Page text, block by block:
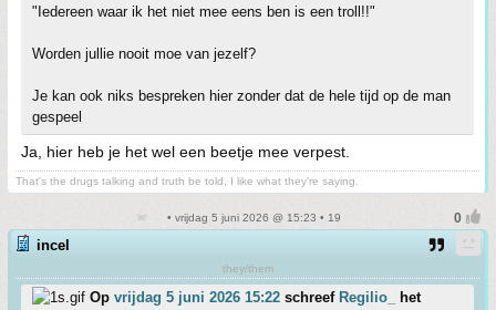
"Iedereen waar ik het niet mee eens ben is een troll!!"
Worden jullie nooit moe van jezelf?
Je kan ook niks bespreken hier zonder dat de hele tijd op de man
gespeel
Ja, hier heb je het wel een beetje mee verpest.
That's the drugs talking and truth be told, I like what they're saying.
• vrijdag 5 juni 2026 @ 15:23 • 19
incel
they/them
Op vrijdag 5 juni 2026 15:22 schreef Regilio_
het